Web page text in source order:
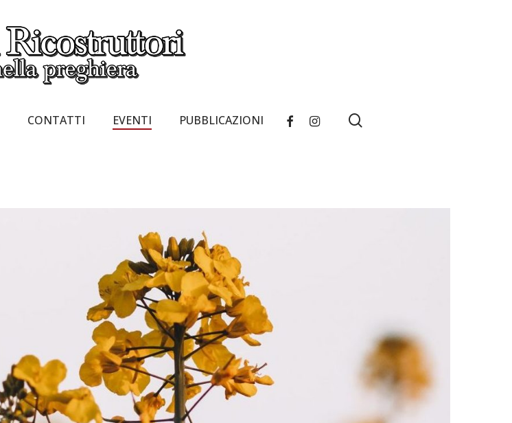
CONTATTI EVENTI PUBBLICAZIONI FACEBOOKINSTAGRAM